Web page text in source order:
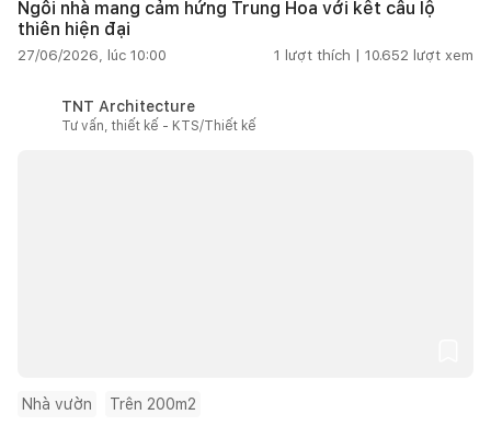
Ngôi nhà mang cảm hứng Trung Hoa với kết cấu lộ
thiên hiện đại
27/06/2026, lúc 10:00 1 lượt thích | 10.652 lượt xem
TNT Architecture
Tư vấn, thiết kế - KTS/Thiết kế
Nhà vườn Trên 200m2